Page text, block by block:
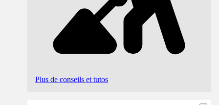
Plus de conseils et tutos